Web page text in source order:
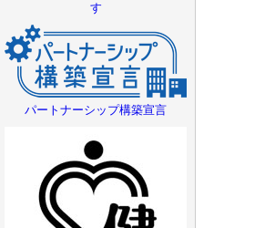
す
パートナーシップ構築宣言